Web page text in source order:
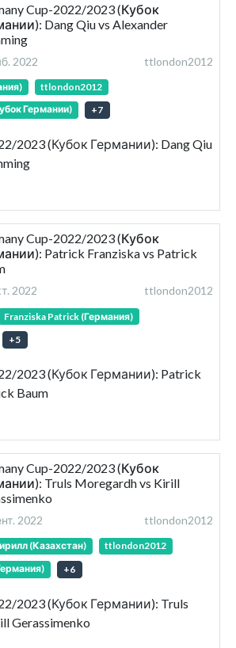
Cup-2022/2023 (Кубок
Dang Qiu vs Alexander
2022 ttlondon2012
ttlondon2012
Германии)
+7
2023 (Кубок Германии): Dang Qiu
Cup-2022/2023 (Кубок
Patrick Franziska vs Patrick
2022 ttlondon2012
Franziska Patrick (Германия)
+5
2023 (Кубок Германии): Patrick
Baum
Cup-2022/2023 (Кубок
Truls Moregardh vs Kirill
2022 ttlondon2012
(Казахстан)
ttlondon2012
+6
2023 (Кубок Германии): Truls
Gerassimenko